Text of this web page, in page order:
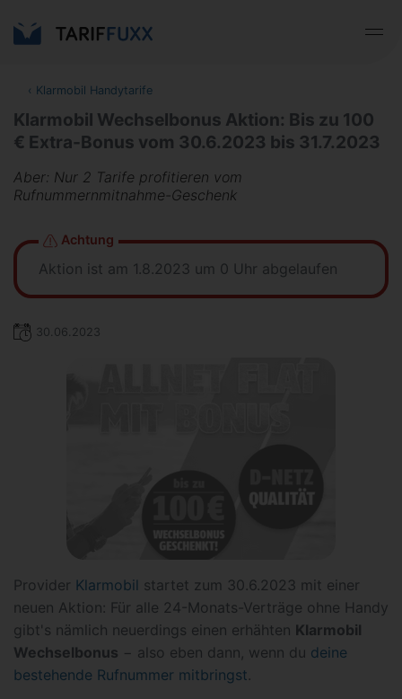
‹ Klarmobil Handytarife
Klarmobil Wechselbonus Aktion: Bis zu 100
€ Extra-Bonus vom 30.6.2023 bis 31.7.2023
Aber: Nur 2 Tarife profitieren vom
Rufnummernmitnahme-Geschenk
Achtung
Aktion ist am 1.8.2023 um 0 Uhr abgelaufen
30.06.2023
Provider Klarmobil startet zum 30.6.2023 mit einer
neuen Aktion: Für alle 24-Monats-Verträge ohne Handy
gibt's nämlich neuerdings einen erhähten Klarmobil
Wechselbonus − also eben dann, wenn du deine
bestehende Rufnummer mitbringst.